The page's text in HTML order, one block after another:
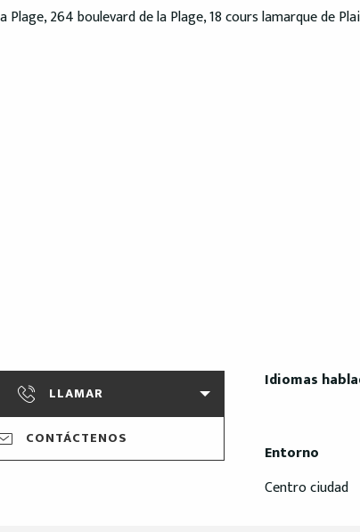
Plage, 264 boulevard de la Plage, 18 cours lamarque de
LLAMAR
CONTÁCTENOS
Idiomas
Idiomas
Entorno
Entorno
Centro ciudad